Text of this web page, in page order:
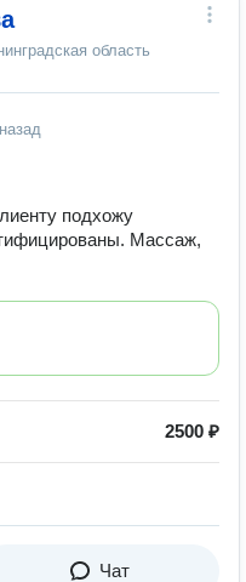
область
подхожу
Массаж,
2500 ₽
Чат